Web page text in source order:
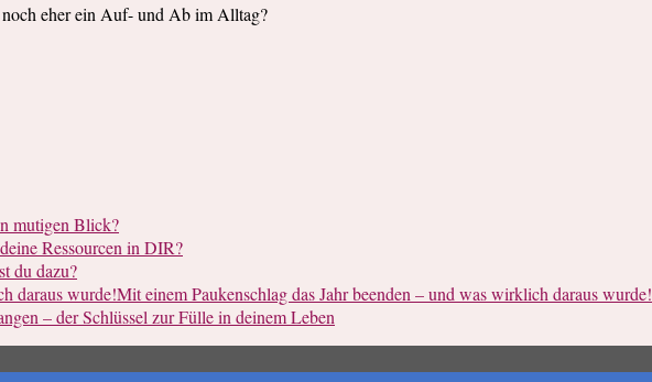
eher ein Auf- und Ab im Alltag?
mutigen Blick?
Ressourcen in DIR?
du dazu?
Mit einem Paukenschlag das Jahr beenden – und was wirklich daraus wurde!
– der Schlüssel zur Fülle in deinem Leben